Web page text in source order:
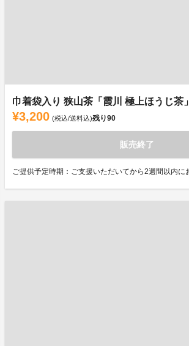
巾着袋入り 狭山茶「霞川 極上ほうじ茶」
¥3,200 (税込/送料込)残り90
販売終了
ご提供予定時期：ご支援いただいてから2週間以内に